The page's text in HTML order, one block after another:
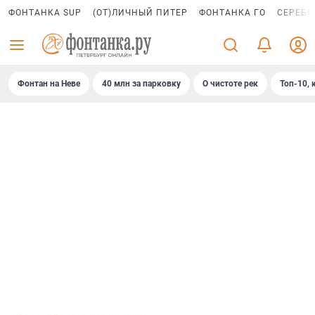
ФОНТАНКА SUP (ОТ)ЛИЧНЫЙ ПИТЕР ФОНТАНКА ГО
Фонтан на Неве 40 млн за парковку О чистоте рек Топ-10,